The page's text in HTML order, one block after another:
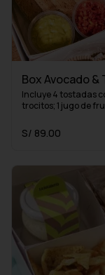
Box Avocado &
Incluye 4 tostadas
trocitos; 1 jugo de
caliente y obtener
S/ 89.00